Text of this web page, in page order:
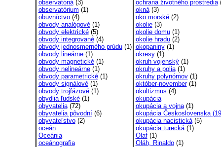
observatóriá(3)
observatórium (1)
obuvníctvo(4)
obvody analógové(1)
obvody elektrické(5)
obvody integrované(4)
obvody jednosmerného prúdu(1)
obvody lineárne(1)
obvody magnetické(1)
obvody nelineárne(1)
obvody parametrické(1)
obvody signálové(1)
obvody trojfázové(1)
obydlia ľudské(1)
obyvatelia(72)
obyvatelia pôvodní(6)
obyvateľstvo(2)
oceán
Oceánia
oceánografia
ochrana životného prostredia
okná(3)
oko morské(2)
okolie(3)
okolie domu(1)
okolie hradu(2)
okopaniny(1)
okresy(1)
okruh vojenský(1)
okruhy a polia(1)
okruhy polynómov(1)
október-november(1)
okultizmus (4)
okupácia
okupácia a vojna(1)
okupácia Československa
okupácia nacistická(5)
okupácia turecká(1)
Olaf(1)
Oláh, Rinaldo(1)